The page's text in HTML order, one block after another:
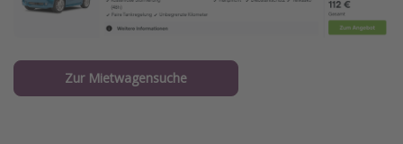
Zur Mietwagensuche